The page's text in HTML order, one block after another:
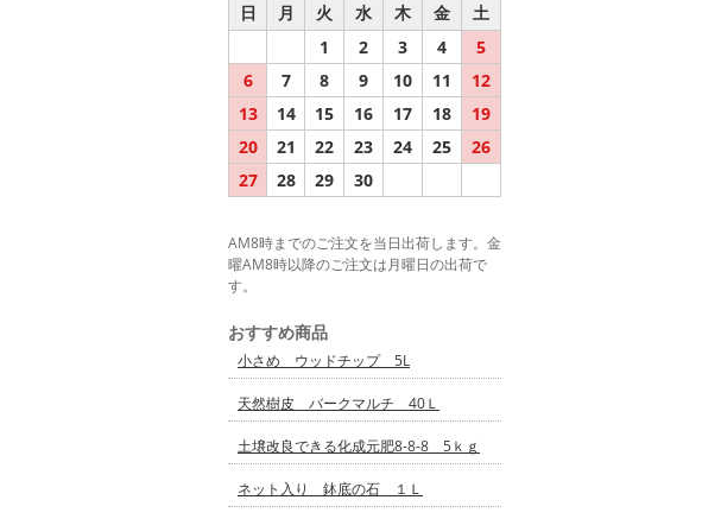
日
月 火 水 木 金
土
1
2 3 4
5
6
7 8 9 10 11
12
13
14 15 16 17 18
19
20
21 22 23 24 25
26
27
28 29 30
AM8時までのご注文を当日出荷します。金
曜AM8時以降のご注文は月曜日の出荷で
す。
おすすめ商品
小さめ ウッドチップ 5L
天然樹皮 バークマルチ 40Ｌ
土壌改良できる化成元肥8-8-8 5ｋｇ
ネット入り 鉢底の石 １Ｌ